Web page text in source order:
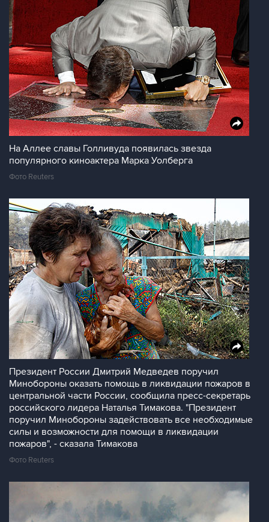
На Аллее славы Голливуда появилась звезда
популярного киноактера Марка Уолберга
Фото Reuters
Президент России Дмитрий Медведев поручил
Минобороны оказать помощь в ликвидации пожаров в
центральной части России, сообщила пресс-секретарь
российского лидера Наталья Тимакова. "Президент
поручил Минобороны задействовать все необходимые
силы и возможности для помощи в ликвидации
пожаров", - сказала Тимакова
Фото Reuters